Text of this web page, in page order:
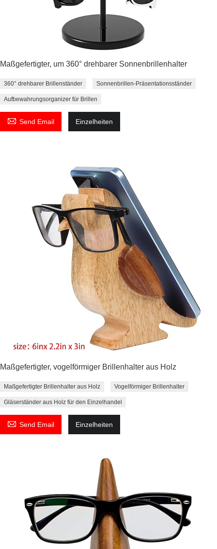
Maßgefertigter, um 360° drehbarer Sonnenbrillenhalter
360° drehbarer Brillenständer Sonnenbrillen-Präsentationsständer
Aufbewahrungsorganizer für Brillen
 Send Email Einzelheiten
Maßgefertigter, vogelförmiger Brillenhalter aus Holz
Maßgefertigter Brillenhalter aus Holz Vogelförmiger Brillenhalter
Gläserständer aus Holz für den Einzelhandel
 Send Email Einzelheiten